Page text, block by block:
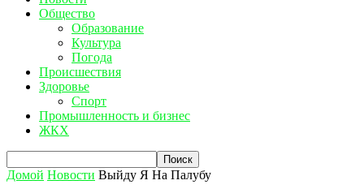
Общество
Образование
Культура
Погода
Происшествия
Здоровье
Спорт
Промышленность и бизнес
ЖКХ
Домой Новости Выйду Я На Палубу